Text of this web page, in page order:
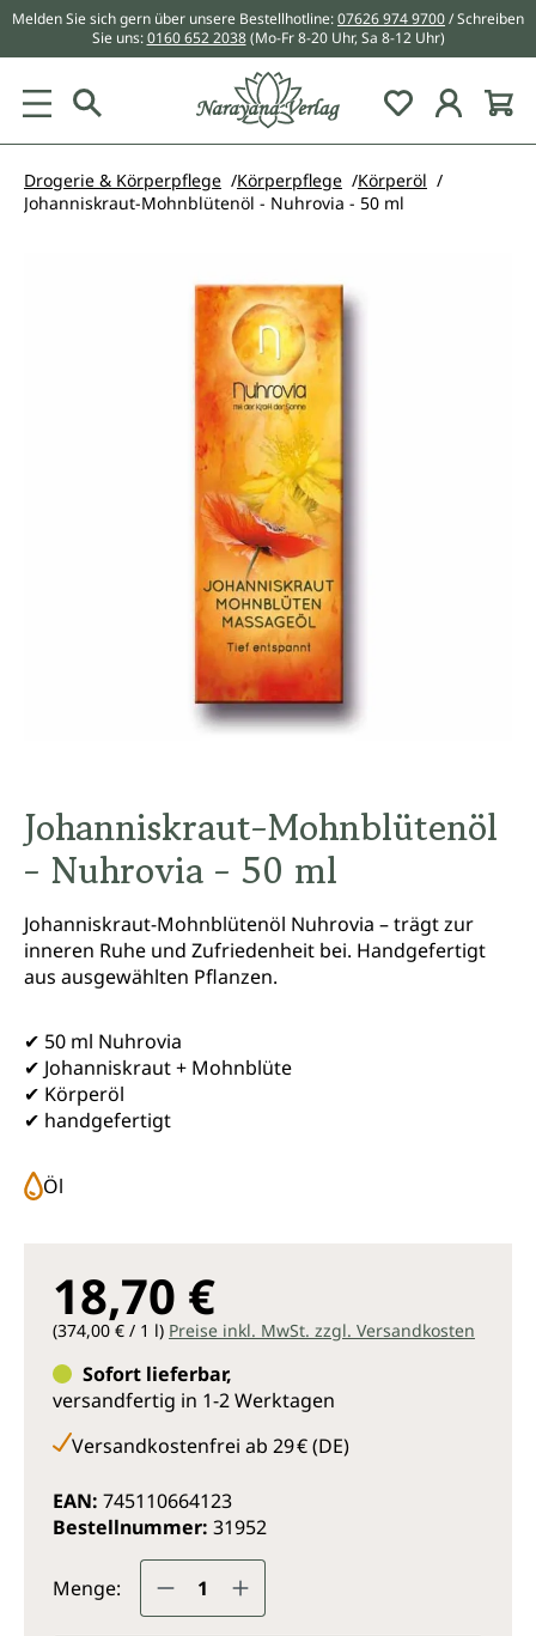
springen
Melden Sie sich gern über unsere Bestellhotline:07626 974 9700/ Schreiben
Sie uns:0160 652 2038 (Mo-Fr 8-20 Uhr, Sa 8-12 Uhr)
Du hast 0
Drogerie & Körperpflege Körperpflege
Körperöl
Johanniskraut-Mohnblütenöl - Nuhrovia - 50 ml
Johanniskraut-Mohnblütenöl
- Nuhrovia - 50 ml
Johanniskraut-Mohnblütenöl Nuhrovia – trägt zur
inneren Ruhe und Zufriedenheit bei. Handgefertigt
aus ausgewählten Pflanzen.
✔ 50 ml Nuhrovia
✔ Johanniskraut + Mohnblüte
✔ Körperöl
✔ handgefertigt
Öl
18,70 €
(374,00 € / 1 l) Preise inkl. MwSt. zzgl. Versandkosten
Sofort lieferbar,
versandfertig in 1-2 Werktagen
Versandkostenfrei ab 29 € (DE)
EAN: 745110664123
Bestellnummer: 31952
Menge: Produkt Anzahl: Gib den